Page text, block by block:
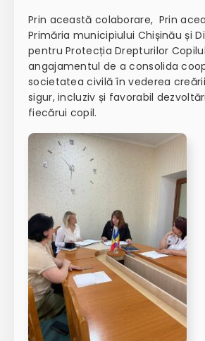
Prin această colaborare, Prin
Primăria municipiului Chișinău și
pentru Protecția Drepturilor
angajamentul de a consolida
societatea civilă în vederea
sigur, incluziv și favorabil
fiecărui copil.